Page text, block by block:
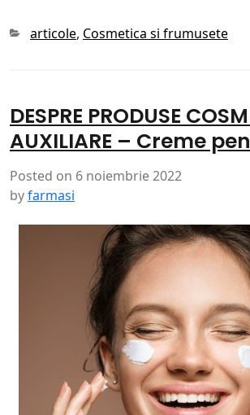
Categories
articole, Cosmetica si frumusete
DESPRE PRODUSE
AUXILIARE – Creme
Posted on 6 noiembrie 2022
byfarmasi